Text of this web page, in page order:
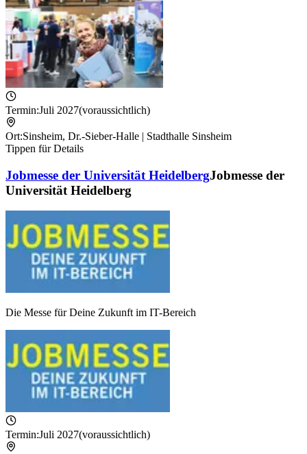
Termin:Juli 2027(voraussichtlich)
Ort:Sinsheim, Dr.-Sieber-Halle | Stadthalle Sinsheim
Tippen für Details
Jobmesse der Universität HeidelbergJobmesse der
Universität Heidelberg
Die Messe für Deine Zukunft im IT-Bereich
Termin:Juli 2027(voraussichtlich)